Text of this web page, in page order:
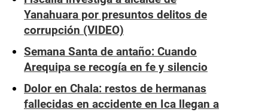
Yanahuara por presuntos delitos de
corrupción (VIDEO)
Semana Santa de antaño: Cuando
Arequipa se recogía en fe y silencio
Dolor en Chala: restos de hermanas
fallecidas en accidente en Ica llegan a